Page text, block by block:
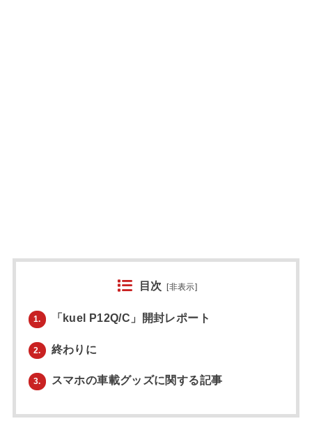
目次 [非表示]
1. 「kuel P12Q/C」開封レポート
2. 終わりに
3. スマホの車載グッズに関する記事